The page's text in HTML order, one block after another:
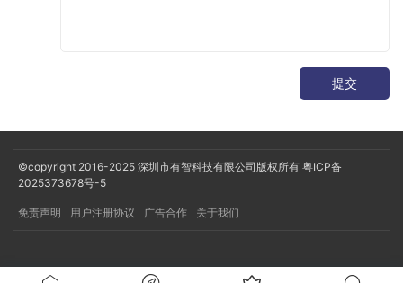
提交
©copyright 2016-2025 深圳市有智科技有限公司版权所有 粤ICP备
2025373678号-5
免责声明 用户注册协议 广告合作 关于我们